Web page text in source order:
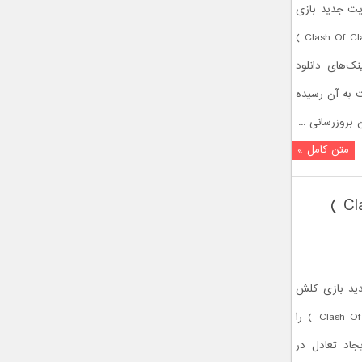
جدید بازی
کلش آف کلنز نسخه ۸.۲۱۲.۳ ( Clash Of Clans 8.212.3 )
دانلود
به آن رسیده
بروزرسانی ...
متن کامل »
دانلود آپدیت جدید بازی کلش آف کلنز ( Clash Of Clans 8.212.3 )
بازی کلش
آف کلنز نسخه ۸.۲۱۲.۳ ( Clash Of Clans 8.212.3 ) را
تعادل در